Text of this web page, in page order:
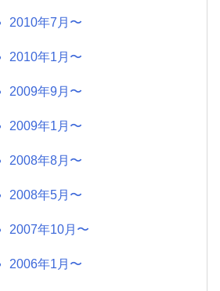
2010年7月〜
2010年1月〜
2009年9月〜
2009年1月〜
2008年8月〜
2008年5月〜
2007年10月〜
2006年1月〜